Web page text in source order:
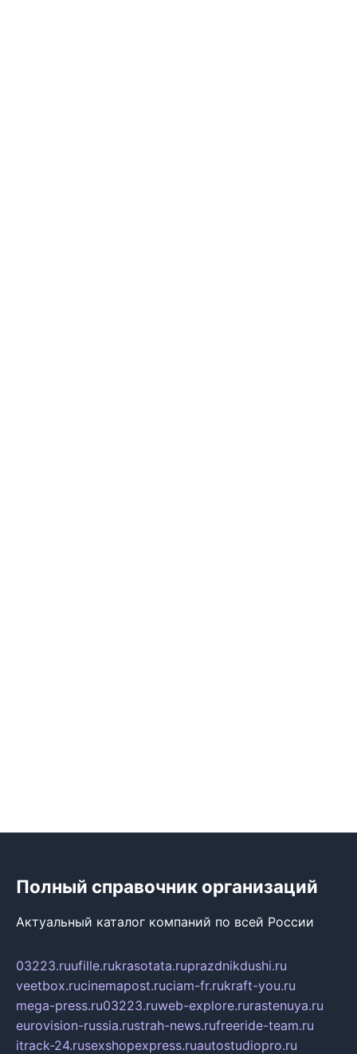
Полный справочник организаций
Актуальный каталог компаний по всей России
03223.ruufille.rukrasotata.ruprazdnikdushi.ru
veetbox.rucinemapost.ruciam-fr.rukraft-you.ru
mega-press.ru03223.ruweb-explore.rurastenuya.ru
eurovision-russia.rustrah-news.rufreeride-team.ru
itrack-24.rusexshopexpress.ruautostudiopro.ru